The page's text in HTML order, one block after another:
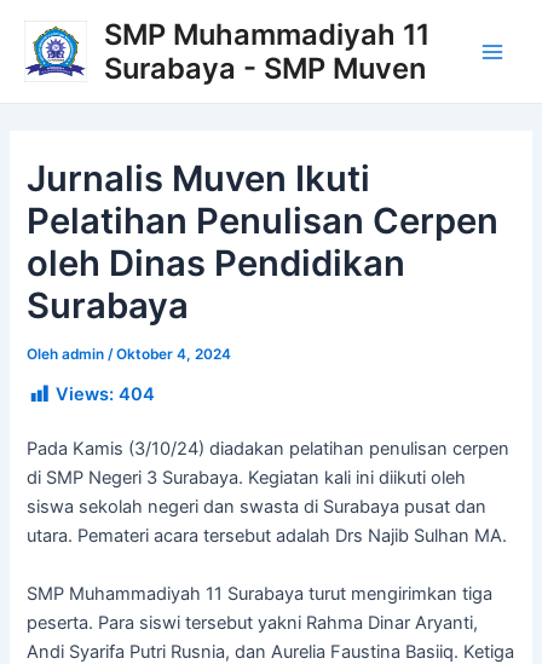
konten
SMP Muhammadiyah 11
Surabaya - SMP Muven
Jurnalis Muven Ikuti
Pelatihan Penulisan Cerpen
oleh Dinas Pendidikan
Surabaya
Olehadmin/Oktober 4, 2024
Views: 404
Pada Kamis (3/10/24) diadakan pelatihan penulisan cerpen
di SMP Negeri 3 Surabaya. Kegiatan kali ini diikuti oleh
siswa sekolah negeri dan swasta di Surabaya pusat dan
utara. Pemateri acara tersebut adalah Drs Najib Sulhan MA.
SMP Muhammadiyah 11 Surabaya turut mengirimkan tiga
peserta. Para siswi tersebut yakni Rahma Dinar Aryanti,
Andi Syarifa Putri Rusnia, dan Aurelia Faustina Basiiq. Ketiga
navigation